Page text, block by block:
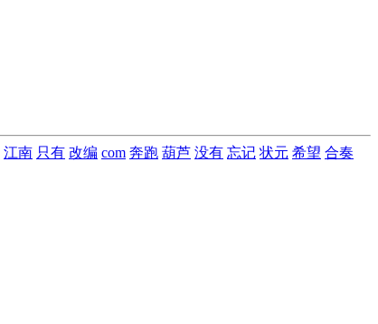
江南 只有 改编 com 奔跑 葫芦 没有 忘记 状元 希望 合奏